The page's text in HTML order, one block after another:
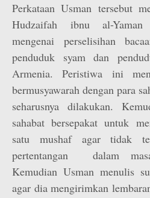
Perkataan Usman tersebut
Hudzaifah ibnu al-Yaman
mengenai perselisihan
penduduk syam dan
Armenia. Peristiwa ini
bermusyawarah dengan para
seharusnya dilakukan.
sahabat bersepakat untuk
satu mushaf agar tidak
pertentangan dalam
Kemudian Usman menulis
agar dia mengirimkan